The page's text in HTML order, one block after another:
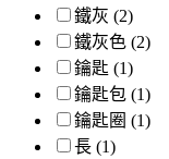
鐵灰 (2)
鐵灰色 (2)
鑰匙 (1)
鑰匙包 (1)
鑰匙圈 (1)
長 (1)